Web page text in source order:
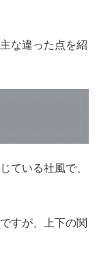
な違った点を紹
ている社風で、
すが、上下の関